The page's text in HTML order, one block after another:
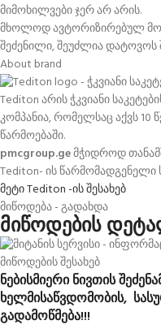
მიმოხილვები ჯერ არ არის.
მხოლოდ ავტორიზირებულ
შეძენილი, შეუძლია დატოვოს
About brand
Tediton არის ჭკვიანი
კომპანია, რომელსაც აქვს
წარმოებაში.
pmcgroup.geმჭიდროდ
Tediton- ის
მეტი Tediton -ის შესახებ
მიწოდება - გადახდა
მიწოდების
ნებისმიერი ნივთის
ხელმისაწვდომობის,
გადამოწმება!!!